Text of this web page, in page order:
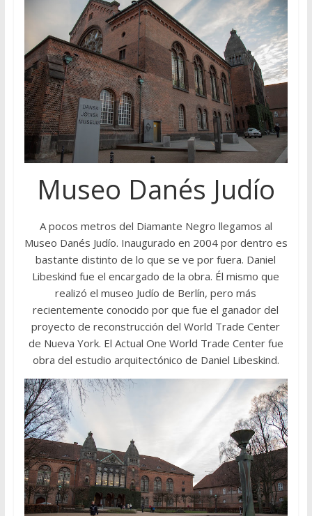
Museo Danés Judío
A pocos metros del Diamante Negro llegamos al
Museo Danés Judío. Inaugurado en 2004 por dentro es
bastante distinto de lo que se ve por fuera. Daniel
Libeskind fue el encargado de la obra. Él mismo que
realizó el museo Judío de Berlín, pero más
recientemente conocido por que fue el ganador del
proyecto de reconstrucción del World Trade Center
de Nueva York. El Actual One World Trade Center fue
obra del estudio arquitectónico de Daniel Libeskind.